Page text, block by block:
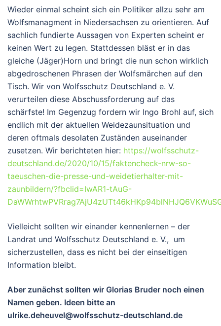
Wieder einmal scheint sich ein Politiker allzu sehr am
Wolfsmanagment in Niedersachsen zu orientieren. Auf
sachlich fundierte Aussagen von Experten scheint er
keinen Wert zu legen. Stattdessen bläst er in das
gleiche (Jäger)Horn und bringt die nun schon wirklich
abgedroschenen Phrasen der Wolfsmärchen auf den
Tisch. Wir von Wolfsschutz Deutschland e. V.
verurteilen diese Abschussforderung auf das
schärfste! Im Gegenzug fordern wir Ingo Brohl auf, sich
endlich mit der aktuellen Weidezaunsituation und
deren oftmals desolaten Zuständen auseinander
zusetzen. Wir berichteten hier: https://wolfsschutz-
deutschland.de/2020/10/15/faktencheck-nrw-so-
taeuschen-die-presse-und-weidetierhalter-mit-
zaunbildern/?fbclid=IwAR1-tAuG-
Vielleicht sollten wir einander kennenlernen – der
Landrat und Wolfsschutz Deutschland e. V., um
sicherzustellen, dass es nicht bei der einseitigen
Information bleibt.
Aber zunächst sollten wir Glorias Bruder noch einen
Namen geben. Ideen bitte an
ulrike.deheuvel@wolfsschutz-deutschland.de